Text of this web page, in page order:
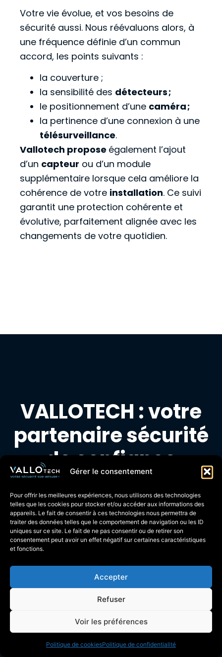
Gérer le consentement
Pour offrir les meilleures expériences, nous utilisons des technologies
telles que les cookies pour stocker et/ou accéder aux informations des
appareils. Le fait de consentir à ces technologies nous permettra de
traiter des données telles que le comportement de navigation ou les ID
uniques sur ce site. Le fait de ne pas consentir ou de retirer son
consentement peut avoir un effet négatif sur certaines caractéristiques
et fonctions.
Accepter
Refuser
Voir les préférences
Politique de cookiesPolitique de confidentialité
DEMANDE DE DEVIS
Votre vie évolue, et vos besoins de
sécurité aussi. Nous réévaluons alors, à
une fréquence définie d’un commun
accord, les points suivants :
la couverture ;
la sensibilité des détecteurs ;
le positionnement d’une caméra ;
la pertinence d’une connexion à une
télésurveillance.
Vallotech propose également l’ajout
d’un capteur ou d’un module
supplémentaire lorsque cela améliore la
cohérence de votre installation. Ce suivi
garantit une protection cohérente et
évolutive, parfaitement alignée avec les
changements de votre quotidien.
VALLOTECH : votre
partenaire sécurité
de confiance
protection des particuliers,VALLOTECHvous
accompagne à chaque étape: conseil,
installation, maintenance et assistance.
Implantée à
équipe intervient dans toute l’Île-de-France,
l’Eure-et-Loir (28) et le Loiret (45). Nous vous
Un excellentrapport qualité-prix
service après-vente réactif